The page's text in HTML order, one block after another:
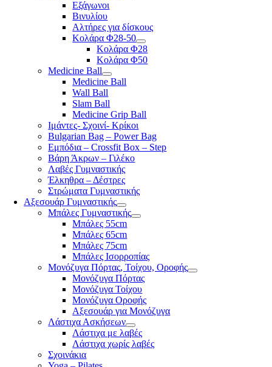
Εξάγωνοι
Βινυλίου
Αλτήρες για δίσκους
Κολάρα Φ28-50
Κολάρα Φ28
Κολάρα Φ50
Medicine Ball
Medicine Ball
Wall Ball
Slam Ball
Medicine Grip Ball
Ιμάντες- Σχοινί- Κρίκοι
Bulgarian Bag – Power Bag
Εμπόδια – Crossfit Box – Step
Βάρη Άκρων – Γιλέκο
Λαβές Γυμναστικής
Έλκηθρα – Δέστρες
Στρώματα Γυμναστικής
Αξεσουάρ Γυμναστικής
Μπάλες Γυμναστικής
Μπάλες 55cm
Μπάλες 65cm
Μπάλες 75cm
Μπάλες Ισορροπίας
Μονόζυγα Πόρτας, Τοίχου, Οροφής
Μονόζυγα Πόρτας
Μονόζυγα Τοίχου
Μονόζυγα Οροφής
Αξεσουάρ για Μονόζυγα
Λάστιχα Ασκήσεων
Λάστιχα με λαβές
Λάστιχα χωρίς λαβές
Σχοινάκια